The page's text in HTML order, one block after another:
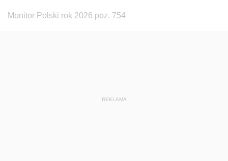
Monitor Polski rok 2026 poz. 754
REKLAMA